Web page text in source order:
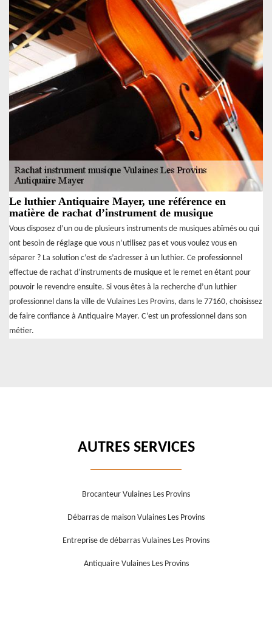
Le luthier Antiquaire Mayer, une référence en
matière de rachat d’instrument de musique
Vous disposez d’un ou de plusieurs instruments de musiques abîmés ou qui
ont besoin de réglage que vous n’utilisez pas et vous voulez vous en
séparer ? La solution c’est de s’adresser à un luthier. Ce professionnel
effectue de rachat d’instruments de musique et le remet en étant pour
pouvoir le revendre ensuite. Si vous êtes à la recherche d’un luthier
professionnel dans la ville de Vulaines Les Provins, dans le 77160, choisissez
de faire confiance à Antiquaire Mayer. C’est un professionnel dans son
métier.
AUTRES SERVICES
Brocanteur Vulaines Les Provins
Débarras de maison Vulaines Les Provins
Entreprise de débarras Vulaines Les Provins
Antiquaire Vulaines Les Provins